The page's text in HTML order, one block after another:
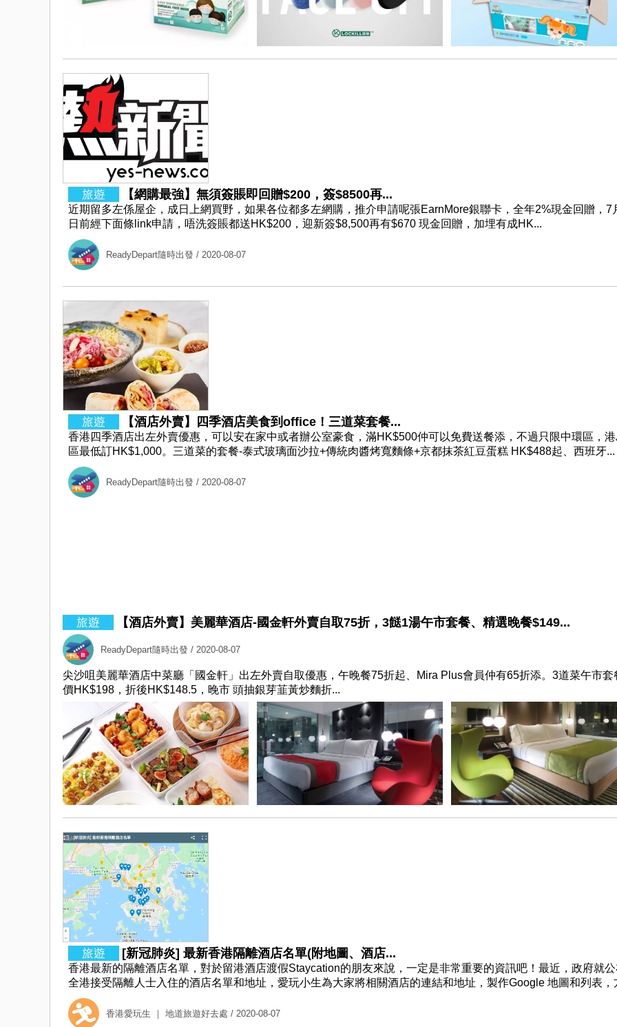
【網購最強】無須簽賬即回贈$200，簽$8500再...
近期留多左係屋企，成日上網買野，如果各位都多左網購，推介申請呢張EarnMore銀聯卡，全年2%現金回贈，7
日前經下面條link申請，唔洗簽賬都送HK$200，迎新簽$8,500再有$670 現金回贈，加埋有成HK...
ReadyDepart隨時出發 / 2020-08-07
【酒店外賣】四季酒店美食到office！三道菜套餐...
香港四季酒店出左外賣優惠，可以安在家中或者辦公室豪食，滿HK$500仲可以免費送餐添，不過只限中環區，
區最低訂HK$1,000。三道菜的套餐-泰式玻璃面沙拉+傳統肉醬烤寬麵條+京都抹茶紅豆蛋糕 HK$488起、西班牙...
ReadyDepart隨時出發 / 2020-08-07
【酒店外賣】美麗華酒店-國金軒外賣自取75折，3餸1湯午市套餐、精選晚餐$149...
ReadyDepart隨時出發 / 2020-08-07
尖沙咀美麗華酒店中菜廳「國金軒」出左外賣自取優惠，午晚餐75折起、Mira Plus會員仲有65折添。3道菜午市套
價HK$198，折後HK$148.5，晚市 頭抽銀芽韮黃炒麵折...
[新冠肺炎] 最新香港隔離酒店名單(附地圖、酒店...
香港最新的隔離酒店名單，對於留港酒店渡假Staycation的朋友來說，一定是非常重要的資訊吧！最近，政府就
全港接受隔離人士入住的酒店名單和地址，愛玩小生為大家將相關酒店的連結和地址，製作Google 地圖和列表，
香港愛玩生 ｜ 地道旅遊好去處 / 2020-08-07